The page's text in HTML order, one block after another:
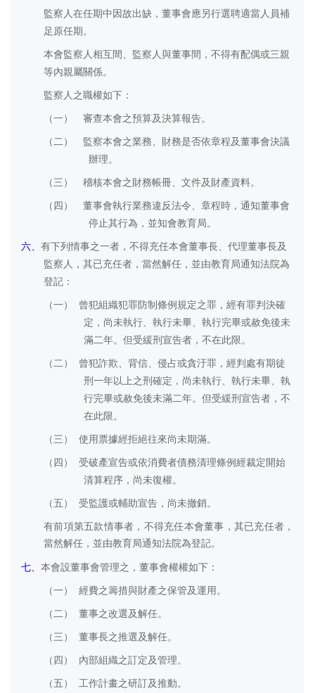
監察人在任期中因故出缺，董事會應另行選聘適當人員補
足原任期。
本會監察人相互間、監察人與董事間，不得有配偶或三親
等內親屬關係。
監察人之職權如下：
（一） 審查本會之預算及決算報告。
（二）
監察本會之業務、財務是否依章程及董事會決議
辦理。
（三） 稽核本會之財務帳冊、文件及財產資料。
（四）
董事會執行業務違反法令、章程時，通知董事會
停止其行為，並知會教育局。
六、 有下列情事之一者，不得充任本會董事長 、代理董事長及
監察人 ，其已充任者，當然解任，並由教育局通知法院為
登記：
（一）
曾犯組織犯罪防制條例規定之罪，經有罪判決確
定，尚未執行、執行未畢、執行完畢或赦免後未
滿二年。但受緩刑宣告者，不在此限。
（二）
曾犯詐欺、背信、侵占或貪汙罪，經判處有期徒
刑一年以上之刑確定，尚未執行、執行未畢、執
行完畢或赦免後未滿二年。但受緩刑宣告者，不
在此限。
（三） 使用票據經拒絕往來尚未期滿。
（四）
受破產宣告或依消費者債務清理條例經裁定開始
清算程序，尚未復權。
（五） 受監護或輔助宣告，尚未撤銷。
有前項第五款情事者，不得充任本會董事，其已充任者，
當然解任，並由教育局通知法院為登記。
七、 本會設董事會管理之，董事會權權如下：
（一） 經費之籌措與財產之保管及運用。
（二） 董事之改選及解任。
（三） 董事長之推選及解任。
（四） 內部組織之訂定及管理。
（五） 工作計畫之研訂及推動。